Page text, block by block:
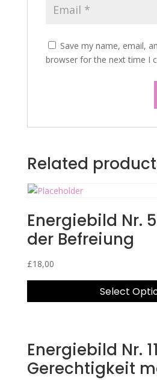
Save my name, email,
browser for the next time I
Related
Energiebild Nr.
der Befreiung
£18,00
Select
Energiebild Nr.
Gerechtigkeit